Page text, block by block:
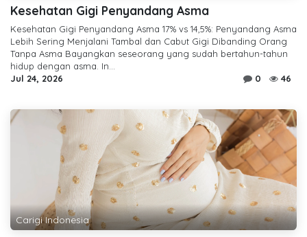
Kesehatan Gigi Penyandang Asma
Kesehatan Gigi Penyandang Asma 17% vs 14,5%: Penyandang Asma
Lebih Sering Menjalani Tambal dan Cabut Gigi Dibanding Orang
Tanpa Asma Bayangkan seseorang yang sudah bertahun-tahun
hidup dengan asma. In...
Jul 24, 2026
0 46
Carigi Indonesia